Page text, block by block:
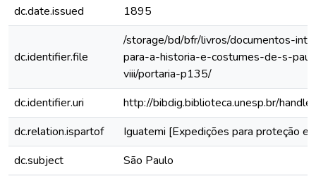
dc.date.issued
1895
dc.identifier.file
/storage/bd/bfr/livros/documentos-
para-a-historia-e-costumes-de-s-
viii/portaria-p135/
dc.identifier.uri
http://bibdig.biblioteca.unesp.br/
dc.relation.ispartof
Iguatemi [Expedições para proteção e
dc.subject
São Paulo